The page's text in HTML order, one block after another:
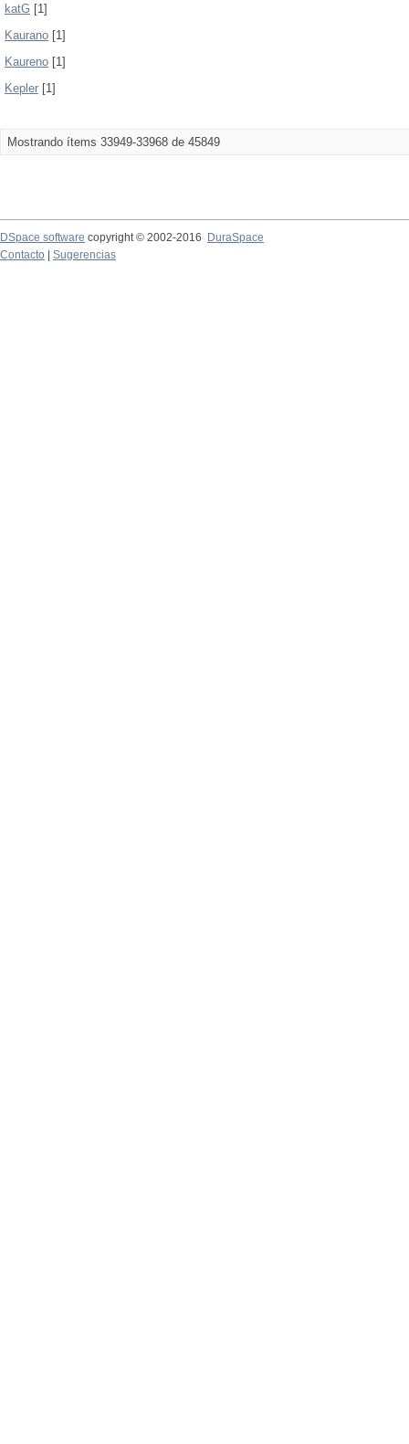
katG [1]
Kaurano [1]
Kaureno [1]
Kepler [1]
Mostrando ítems 33949-33968 de 45849
DSpace software copyright © 2002-2016
DuraSpace
Contacto
Sugerencias